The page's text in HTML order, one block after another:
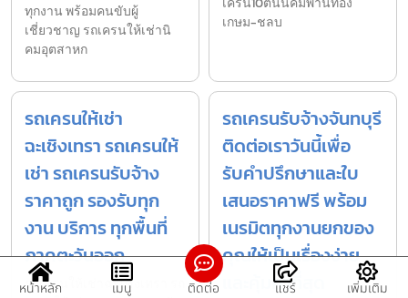
ทุกงาน พร้อมคนขับผู้
เชี่ยวชาญ รถเครนให้เช่านิ
คมอุตสาหก
เกษม-ชลบ
รถเครนให้เช่า
ฉะเชิงเทรา รถเครนให้
เช่า รถเครนรับจ้าง
ราคาถูก รองรับทุก
งาน บริการ ทุกพื้นที่
ภาคตะวันออก
รถเครนให้เช่าฉะเชิงเทรา รถ
รถเครนรับจ้างจันทบุรี
ติดต่อเราวันนี้เพื่อ
รับคำปรึกษาและใบ
เสนอราคาฟรี พร้อม
เนรมิตทุกงานยกของ
คุณให้เป็นเรื่องง่าย
และคุ้มค่าที่สุด
หน้าหลัก เมนู ติดต่อ แชร์ เพิ่มเติม